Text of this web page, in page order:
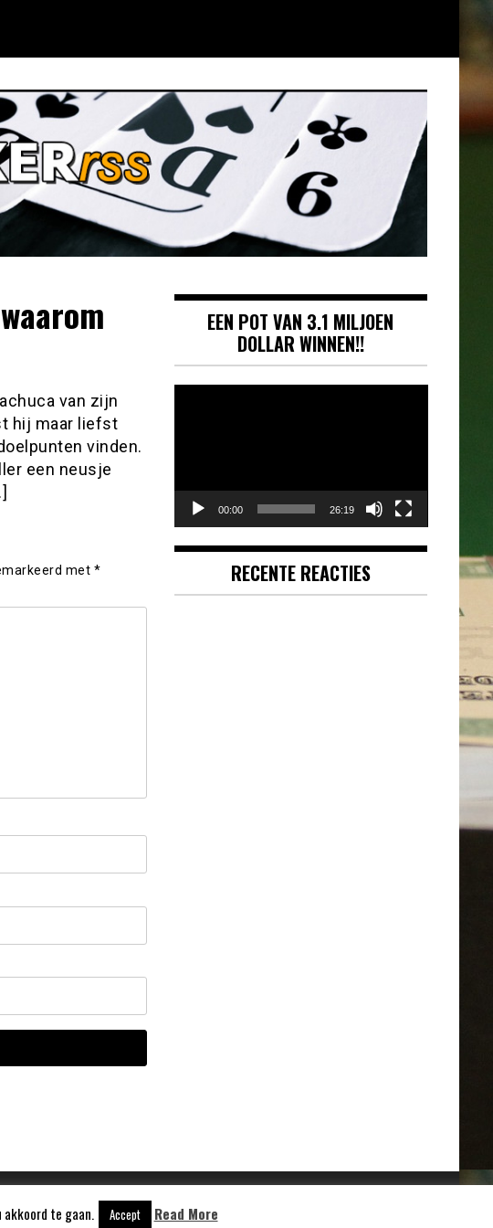
van zijn
hij maar liefst
vinden.
een neusje
met *
EEN POT VAN 3.1 MILJOEN
DOLLAR WINNEN!!
00:00 26:19
RECENTE REACTIES
te gaan. Accept Read More